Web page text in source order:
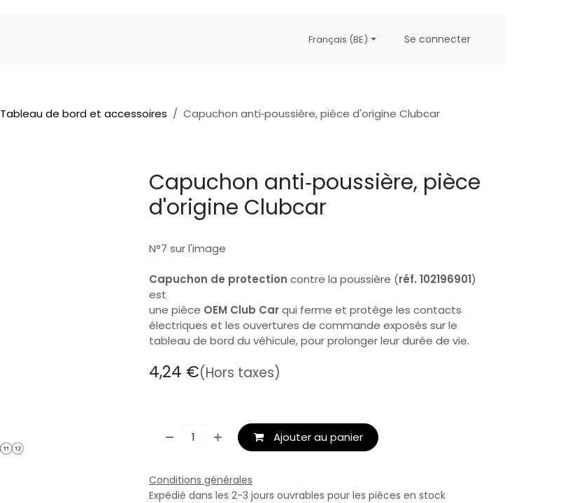
Postes
Français (BE) Se connecter
Tableau de bord et accessoires Capuchon anti‑poussière, pièce d'origine Clubcar
Capuchon anti‑poussière, pièce
d'origine Clubcar
N°7 sur l'image
Capuchon de protection contre la poussière (réf. 102196901)
est
une pièce OEM Club Carqui ferme et protège les contacts
électriques et les ouvertures de commande exposés sur le
tableau de bord du véhicule, pour prolonger leur durée de vie.
4,24 €(Hors taxes)
Ajouter au panier
Conditions générales
Expédié dans les 2-3 jours ouvrables pour les pièces en stock